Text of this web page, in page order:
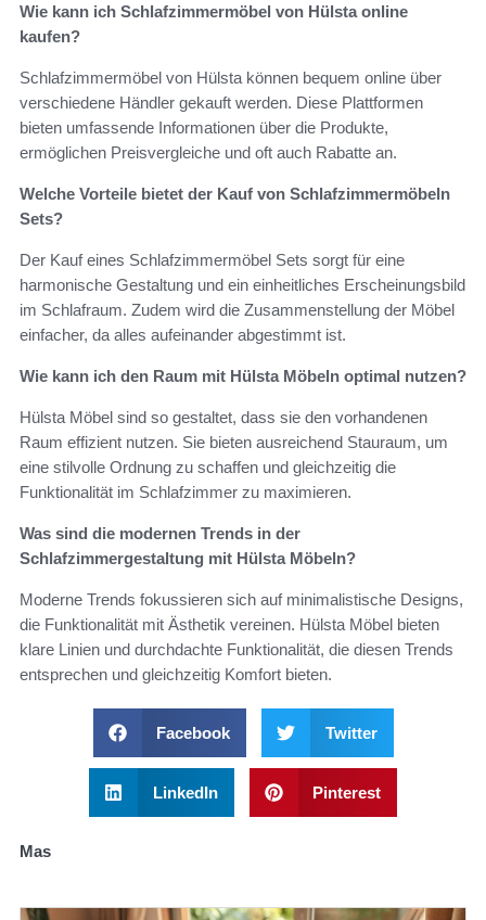
Wie kann ich Schlafzimmermöbel von Hülsta online
kaufen?
Schlafzimmermöbel von Hülsta können bequem online über
verschiedene Händler gekauft werden. Diese Plattformen
bieten umfassende Informationen über die Produkte,
ermöglichen Preisvergleiche und oft auch Rabatte an.
Welche Vorteile bietet der Kauf von Schlafzimmermöbeln
Sets?
Der Kauf eines Schlafzimmermöbel Sets sorgt für eine
harmonische Gestaltung und ein einheitliches Erscheinungsbild
im Schlafraum. Zudem wird die Zusammenstellung der Möbel
einfacher, da alles aufeinander abgestimmt ist.
Wie kann ich den Raum mit Hülsta Möbeln optimal nutzen?
Hülsta Möbel sind so gestaltet, dass sie den vorhandenen
Raum effizient nutzen. Sie bieten ausreichend Stauraum, um
eine stilvolle Ordnung zu schaffen und gleichzeitig die
Funktionalität im Schlafzimmer zu maximieren.
Was sind die modernen Trends in der
Schlafzimmergestaltung mit Hülsta Möbeln?
Moderne Trends fokussieren sich auf minimalistische Designs,
die Funktionalität mit Ästhetik vereinen. Hülsta Möbel bieten
klare Linien und durchdachte Funktionalität, die diesen Trends
entsprechen und gleichzeitig Komfort bieten.
Facebook Twitter
LinkedIn Pinterest
Mas